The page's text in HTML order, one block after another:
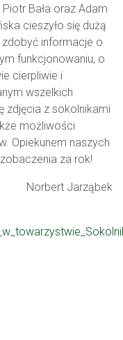
Bała oraz Adam
cieszyło się dużą
informacje o
funkcjonowaniu, o
cierpliwie i
wszelkich
zdjęcia z sokolnikami
możliwości
Opiekunem naszych
za rok!
Norbert Jarząbek